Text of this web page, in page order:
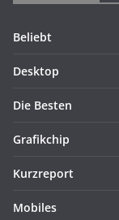
Beliebt
Desktop
Die Besten
Grafikchip
Kurzreport
Mobiles